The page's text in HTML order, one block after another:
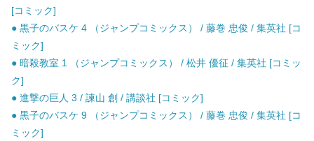
[コミック]
● 黒子のバスケ 4 （ジャンプコミックス） / 藤巻 忠俊 / 集英社 [コ
ミック]
● 暗殺教室 1 （ジャンプコミックス） / 松井 優征 / 集英社 [コミッ
ク]
● 進撃の巨人 3 / 諫山 創 / 講談社 [コミック]
● 黒子のバスケ 9 （ジャンプコミックス） / 藤巻 忠俊 / 集英社 [コ
ミック]